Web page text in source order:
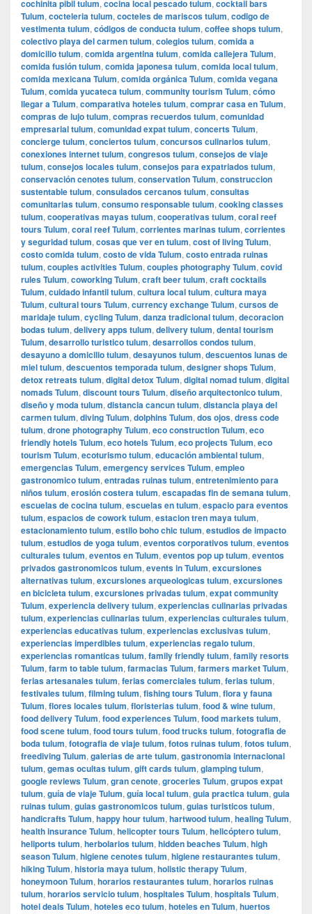
cochinita pibil tulum, cocina local pescado tulum, cocktail bars
Tulum, cocteleria tulum, cocteles de mariscos tulum, codigo de
vestimenta tulum, códigos de conducta tulum, coffee shops tulum,
colectivo playa del carmen tulum, colegios tulum, comida a
domicilio tulum, comida argentina tulum, comida callejera Tulum,
comida fusión tulum, comida japonesa tulum, comida local tulum,
comida mexicana Tulum, comida orgánica Tulum, comida vegana
Tulum, comida yucateca tulum, community tourism Tulum, cómo
llegar a Tulum, comparativa hoteles tulum, comprar casa en Tulum,
compras de lujo tulum, compras recuerdos tulum, comunidad
empresarial tulum, comunidad expat tulum, concerts Tulum,
concierge tulum, conciertos tulum, concursos culinarios tulum,
conexiones internet tulum, congresos tulum, consejos de viaje
tulum, consejos locales tulum, consejos para expatriados tulum,
conservación cenotes tulum, conservation Tulum, construccion
sustentable tulum, consulados cercanos tulum, consultas
comunitarias tulum, consumo responsable tulum, cooking classes
tulum, cooperativas mayas tulum, cooperativas tulum, coral reef
tours Tulum, coral reef Tulum, corrientes marinas tulum, corrientes
y seguridad tulum, cosas que ver en tulum, cost of living Tulum,
costo comida tulum, costo de vida Tulum, costo entrada ruinas
tulum, couples activities Tulum, couples photography Tulum, covid
rules Tulum, coworking Tulum, craft beer tulum, craft cocktails
Tulum, cuidado infantil tulum, cultura local tulum, cultura maya
Tulum, cultural tours Tulum, currency exchange Tulum, cursos de
maridaje tulum, cycling Tulum, danza tradicional tulum, decoracion
bodas tulum, delivery apps tulum, delivery tulum, dental tourism
Tulum, desarrollo turistico tulum, desarrollos condos tulum,
desayuno a domicilio tulum, desayunos tulum, descuentos lunas de
miel tulum, descuentos temporada tulum, designer shops Tulum,
detox retreats tulum, digital detox Tulum, digital nomad tulum, digital
nomads Tulum, discount tours Tulum, diseño arquitectonico tulum,
diseño y moda tulum, distancia cancun tulum, distancia playa del
carmen tulum, diving Tulum, dolphins Tulum, dos ojos, dress code
tulum, drone photography Tulum, eco construction Tulum, eco
friendly hotels Tulum, eco hotels Tulum, eco projects Tulum, eco
tourism Tulum, ecoturismo tulum, educación ambiental tulum,
emergencias Tulum, emergency services Tulum, empleo
gastronomico tulum, entradas ruinas tulum, entretenimiento para
niños tulum, erosión costera tulum, escapadas fin de semana tulum,
escuelas de cocina tulum, escuelas en tulum, espacio para eventos
tulum, espacios de cowork tulum, estacion tren maya tulum,
estacionamiento tulum, estilo boho chic tulum, estudios de impacto
tulum, estudios de yoga tulum, eventos corporativos tulum, eventos
culturales tulum, eventos en Tulum, eventos pop up tulum, eventos
privados gastronomicos tulum, events in Tulum, excursiones
alternativas tulum, excursiones arqueologicas tulum, excursiones
en bicicleta tulum, excursiones privadas tulum, expat community
Tulum, experiencia delivery tulum, experiencias culinarias privadas
tulum, experiencias culinarias tulum, experiencias culturales tulum,
experiencias educativas tulum, experiencias exclusivas tulum,
experiencias imperdibles tulum, experiencias regalo tulum,
experiencias romanticas tulum, family friendly tulum, family resorts
Tulum, farm to table tulum, farmacias Tulum, farmers market Tulum,
ferias artesanales tulum, ferias comerciales tulum, ferias tulum,
festivales tulum, filming tulum, fishing tours Tulum, flora y fauna
Tulum, flores locales tulum, floristerias tulum, food & wine tulum,
food delivery Tulum, food experiences Tulum, food markets tulum,
food scene tulum, food tours tulum, food trucks tulum, fotografia de
boda tulum, fotografia de viaje tulum, fotos ruinas tulum, fotos tulum,
freediving Tulum, galerias de arte tulum, gastronomia internacional
tulum, gemas ocultas tulum, gift cards tulum, glamping tulum,
google reviews Tulum, gran cenote, groceries Tulum, grupos expat
tulum, guía de viaje Tulum, guía local tulum, guia practica tulum, guia
ruinas tulum, guias gastronomicos tulum, guias turisticos tulum,
handicrafts Tulum, happy hour tulum, hartwood tulum, healing Tulum,
health insurance Tulum, helicopter tours Tulum, helicóptero tulum,
heliports tulum, herbolarios tulum, hidden beaches Tulum, high
season Tulum, higiene cenotes tulum, higiene restaurantes tulum,
hiking Tulum, historia maya tulum, holistic therapy Tulum,
honeymoon Tulum, horarios restaurantes tulum, horarios ruinas
tulum, horarios servicio tulum, hospitales Tulum, hospitals Tulum,
hotel deals Tulum, hoteles eco tulum, hoteles en Tulum, huertos